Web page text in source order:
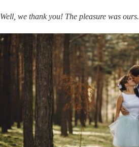
Well, we thank you! The pleasure was ours.